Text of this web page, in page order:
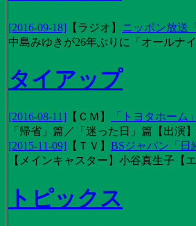
[2016-09-18] 【 ラジオ 】 ニッポン放送
中島みゆきが26年ぶりに「オールナ
タイアップ
[2016-08-11] 【 ＣＭ 】
「トヨタホーム
「帰省」篇／「迷った日」篇【出演
[2015-11-09] 【 ＴＶ 】 BSジャパン「日
【メインキャスター】小谷真生子【
トピックス